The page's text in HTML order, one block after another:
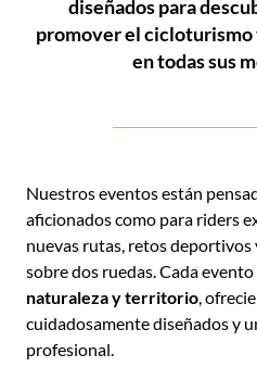
diseñados para
promover el
en todas sus
Nuestros eventos están
aficionados como para riders
nuevas rutas, retos
sobre dos ruedas. Cada
naturaleza y territorio,
cuidadosamente diseñados y
profesional.